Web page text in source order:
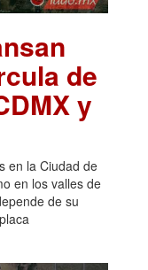
de
y
en la Ciudad de
en los valles de
de su